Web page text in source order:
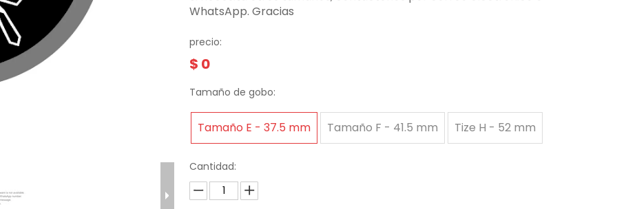
WhatsApp. Gracias
precio:
$ 0
Tamaño de gobo:
Tamaño E - 37.5 mm Tamaño F - 41.5 mm Tize H - 52 mm
Cantidad: